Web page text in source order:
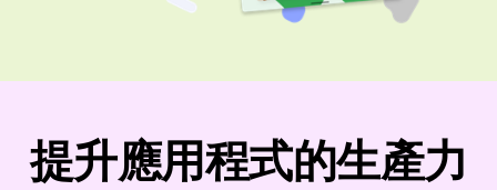
提升應用程式的生產力